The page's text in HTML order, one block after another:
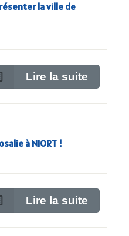
la ville de
Lire la suite
à NIORT !
Lire la suite